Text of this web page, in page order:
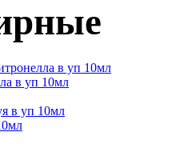
в уп 10мл